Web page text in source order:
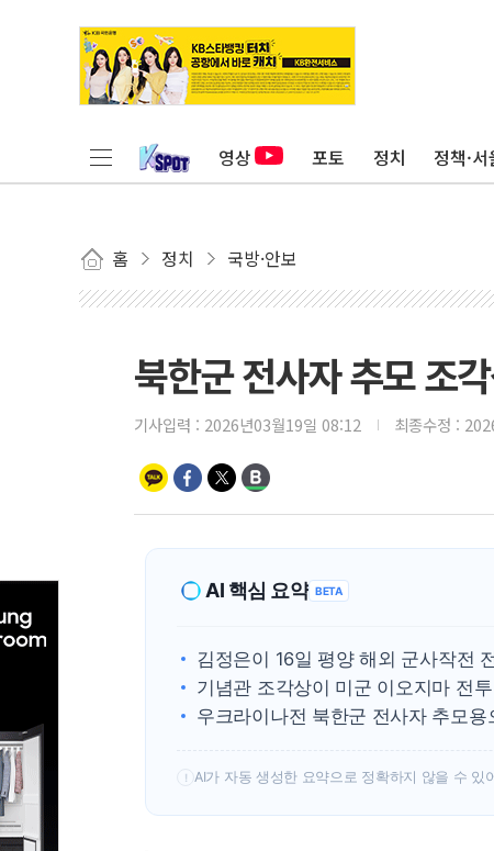
영상 포토 정치 정책·서
홈 정치 국방·안보
북한군 전사자 추모 조
기사입력 : 2026년03월19일 08:12 최종수정 :
AI 핵심 요약 BETA
김정은이 16일 평양 해외 군사작전
기념관 조각상이 미군 이오지마 전
우크라이나전 북한군 전사자 추모
! AI가 자동 생성한 요약으로 정확하지 않을 수 있